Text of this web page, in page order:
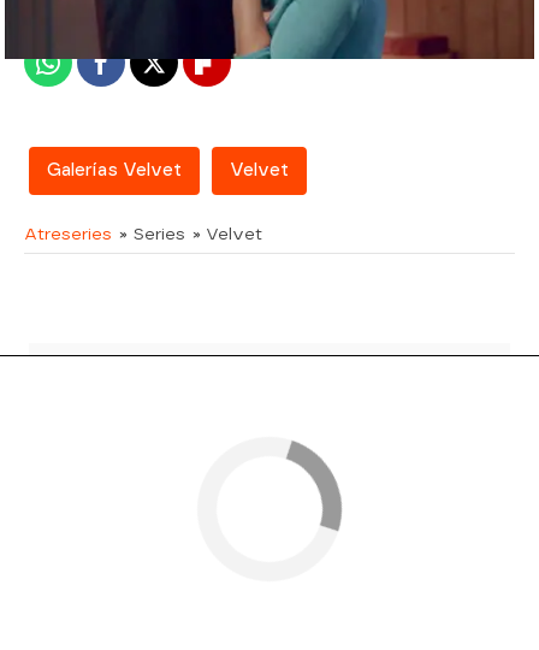
08 de junio de 2018, 15:51
WhatsappFacebook
X Flipboard
Galerías Velvet Velvet
Atreseries » Series » Velvet